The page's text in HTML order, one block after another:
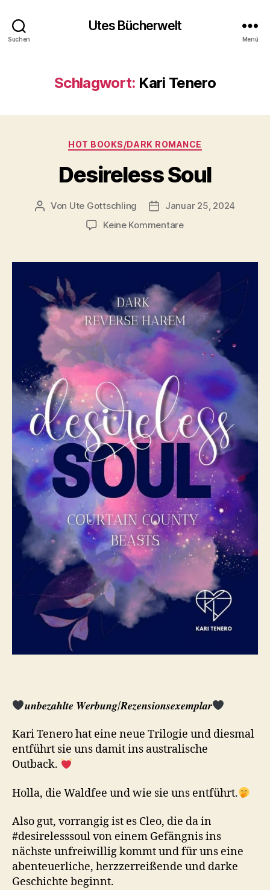
Suchen
Utes Bücherwelt
Menü
Schlagwort: Kari Tenero
Kategorien
HOT BOOKS/DARK ROMANCE
Desireless Soul
Beitragsautor
Von Ute Gottschling Veröffentlichungsdatum
Januar 25, 2024
Keine Kommentarezu
𝒖𝒏𝒃𝒆𝒛𝒂𝒉𝒍𝒕𝒆 𝑾𝒆𝒓𝒃𝒖𝒏𝒈/𝑹𝒆𝒛𝒆𝒏𝒔𝒊𝒐𝒏𝒔𝒆𝒙𝒆𝒎𝒑𝒍𝒂𝒓
Kari Tenero hat eine neue Trilogie und diesmal
entführt sie uns damit ins australische
Outback.
Holla, die Waldfee und wie sie uns entführt.
Also gut, vorrangig ist es Cleo, die da in
#desirelesssoul von einem Gefängnis ins
nächste unfreiwillig kommt und für uns eine
abenteuerliche, herzzerreißende und darke
Geschichte beginnt.